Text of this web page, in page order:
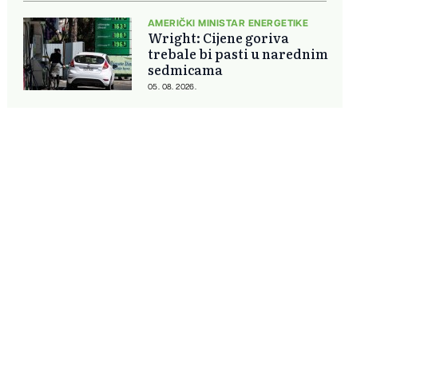
AMERIČKI MINISTAR ENERGETIKE
Wright: Cijene goriva
trebale bi pasti u narednim
sedmicama
05. 08. 2026.